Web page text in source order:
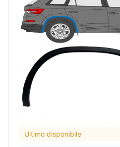
Ultimo disponibile